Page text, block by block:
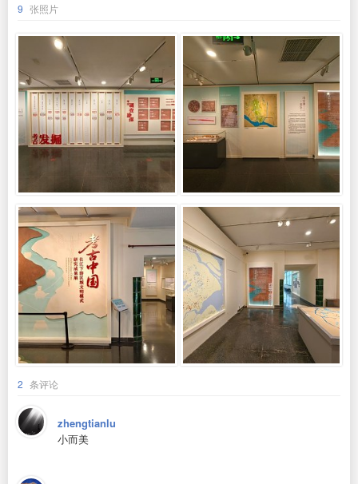
9 张照片
2 条评论
zhengtianlu
小而美